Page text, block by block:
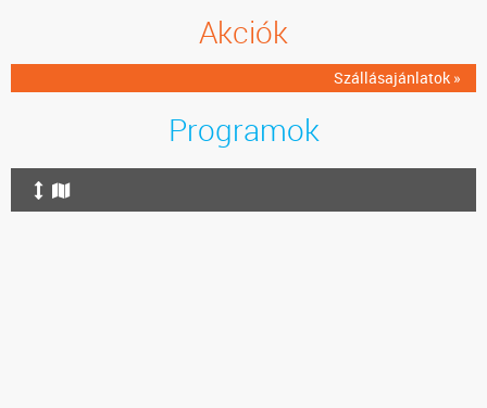
Akciók
Szállásajánlatok »
Programok